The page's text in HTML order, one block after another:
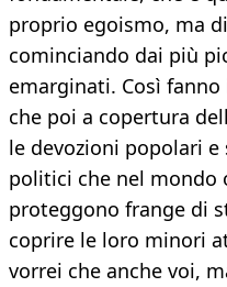
proprio egoismo, ma
cominciando dai più
emarginati. Così
che poi a copertura
le devozioni popolari
politici che nel mondo
proteggono frange di
coprire le loro minori
vorrei che anche voi,